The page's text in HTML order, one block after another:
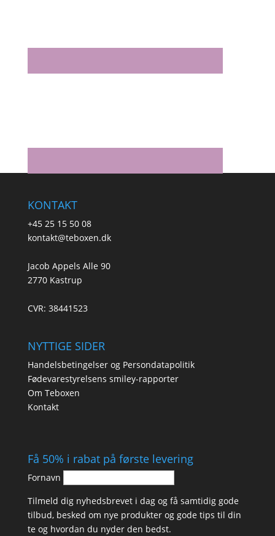
KONTAKT
+45 25 15 50 08
kontakt@teboxen.dk
Jacob Appels Alle 90
2770 Kastrup
CVR: 38441523
NYTTIGE SIDER
Handelsbetingelser og Persondatapolitik
Fødevarestyrelsens smiley-rapporter
Om Teboxen
Kontakt
Få 50% i rabat på første levering
Fornavn
Tilmeld dig nyhedsbrevet i dag og få samtidig gode
tilbud, besked om nye produkter og gode tips til din
te og hvordan du nyder den bedst.